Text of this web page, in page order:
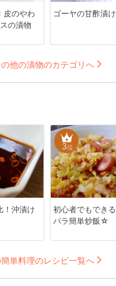
皮のやわ
の漬物
ゴーヤの甘酢漬け
の他の漬物のカテゴリへ
！沖漬け
3位
初心者でもでき
パラ簡単炒飯☆
単料理のレシピ一覧へ